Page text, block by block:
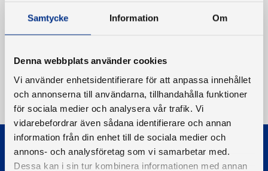
Samtycke Information Om
Denna webbplats använder cookies
Vi använder enhetsidentifierare för att anpassa innehållet
och annonserna till användarna, tillhandahålla funktioner
för sociala medier och analysera vår trafik. Vi
vidarebefordrar även sådana identifierare och annan
information från din enhet till de sociala medier och
annons- och analysföretag som vi samarbetar med.
Dessa kan i sin tur kombinera informationen med annan